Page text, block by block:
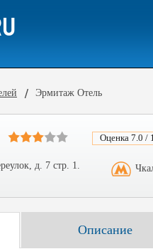
Эрмитаж Отель
Оценка 7.0 /
д. 7 стр. 1.
Описание